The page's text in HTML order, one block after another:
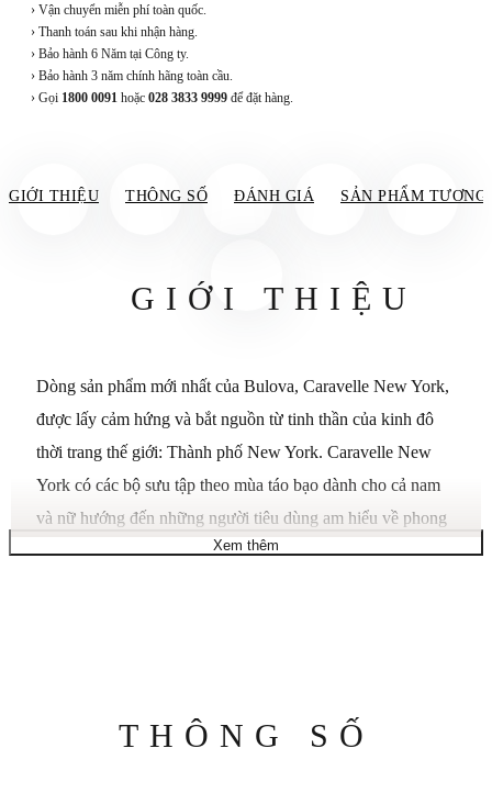
› Vận chuyển miễn phí toàn quốc.
› Thanh toán sau khi nhận hàng.
› Bảo hành 6 Năm tại Công ty.
› Bảo hành 3 năm chính hãng toàn cầu.
› Gọi 1800 0091 hoặc 028 3833 9999 để đặt hàng.
GIỚI THIỆU THÔNG SỐ ĐÁNH GIÁ SẢN PHẨM TƯƠNG
GIỚI THIỆU
Dòng sản phẩm mới nhất của Bulova, Caravelle New York,
được lấy cảm hứng và bắt nguồn từ tinh thần của kinh đô
thời trang thế giới: Thành phố New York. Caravelle New
York có các bộ sưu tập theo mùa táo bạo dành cho cả nam
và nữ hướng đến những người tiêu dùng am hiểu về phong
cách đang tìm kiếm những chiếc đồng hồ thời trang với mức
phong cách đường phố và năng lượng của Thành phố New
Xem thêm
THÔNG SỐ